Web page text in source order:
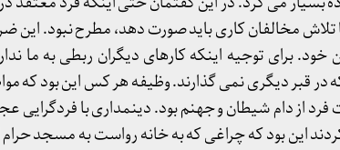
تلاش مخالفان کاری باید صورت دهد، مطرح نبود. این
برای توجیه اینکه کارهای دیگران ربطی به ما
در قبر دیگری نمی گذارند. وظیفه هر کس این بود که
از دام شیطان و جهنم بود. دینمداری با فردگرایی
این بود که چراغی که به خانه رواست به مسجد